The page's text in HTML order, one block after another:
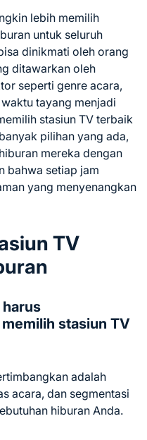
lebih memilih
untuk seluruh
dinikmati oleh orang
ditawarkan oleh
seperti genre acara,
tayang menjadi
stasiun TV terbaik
pilihan yang ada,
mereka dengan
bahwa setiap jam
yang menyenangkan
TV
harus
stasiun TV
adalah
acara, dan segmentasi
hiburan Anda.